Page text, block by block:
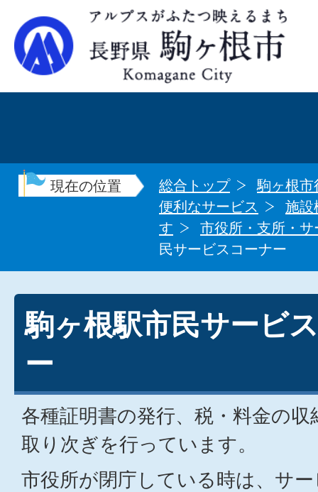
現在の位置 総合トップ
駒ヶ根市
便利なサービス
施設
す
市役所・支所・
民サービスコーナー
駒ヶ根駅市民サービ
ー
各種証明書の発行、税・料金の
取り次ぎを行っています。
市役所が閉庁している時は、サ